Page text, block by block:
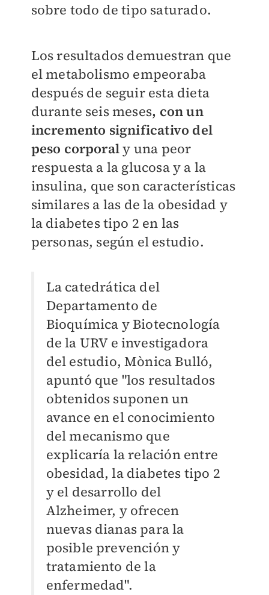
sobre todo de tipo saturado.
Los resultados demuestran que
el metabolismo empeoraba
después de seguir esta dieta
durante seis meses, con un
incremento significativo del
peso corporaly una peor
respuesta a la glucosa y a la
insulina, que son características
similares a las de la obesidad y
la diabetes tipo 2 en las
personas, según el estudio.
La catedrática del
Departamento de
Bioquímica y Biotecnología
de la URV e investigadora
del estudio, Mònica Bulló,
apuntó que "los resultados
obtenidos suponen un
avance en el conocimiento
del mecanismo que
explicaría la relación entre
obesidad, la diabetes tipo 2
y el desarrollo del
Alzheimer, y ofrecen
nuevas dianas para la
posible prevención y
tratamiento de la
enfermedad".